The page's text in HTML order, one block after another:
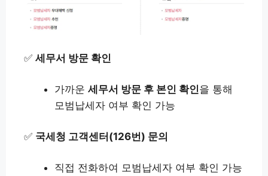
✅ 세무서 방문 확인
가까운 세무서 방문 후 본인 확인을 통해
모범납세자 여부 확인 가능
✅ 국세청 고객센터(126번) 문의
직접 전화하여 모범납세자 여부 확인 가능